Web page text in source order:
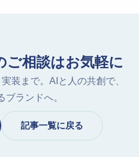
ご相談はお気軽に
装まで。AIと人の共創で、
ブランドへ。
記事一覧に戻る